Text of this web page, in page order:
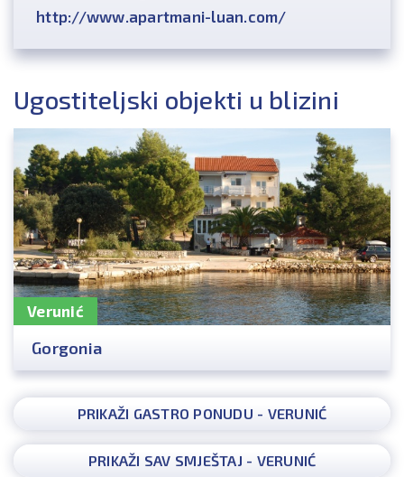
http://www.apartmani-luan.com/
Ugostiteljski objekti u blizini
Verunić
Gorgonia
PRIKAŽI GASTRO PONUDU - VERUNIĆ
PRIKAŽI SAV SMJEŠTAJ - VERUNIĆ